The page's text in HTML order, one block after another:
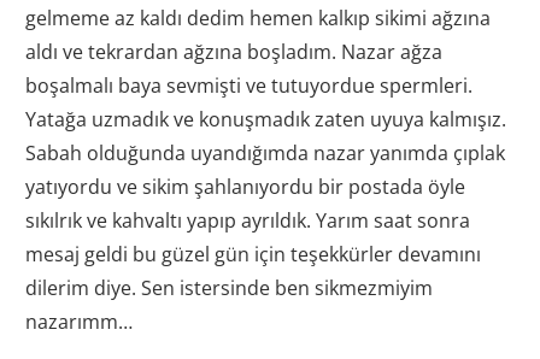
gelmeme az kaldı dedim hemen kalkıp sikimi ağzına
aldı ve tekrardan ağzına boşladım. Nazar ağza
boşalmalı baya sevmişti ve tutuyordue spermleri.
Yatağa uzmadık ve konuşmadık zaten uyuya kalmışız.
Sabah olduğunda uyandığımda nazar yanımda çıplak
yatıyordu ve sikim şahlanıyordu bir postada öyle
sıkılrık ve kahvaltı yapıp ayrıldık. Yarım saat sonra
mesaj geldi bu güzel gün için teşekkürler devamını
dilerim diye. Sen istersinde ben sikmezmiyim
nazarımm…